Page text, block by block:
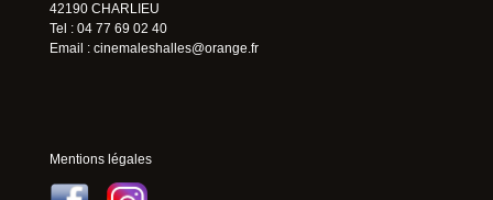
42190 CHARLIEU
Tel : 04 77 69 02 40
Email : cinemaleshalles@orange.fr
Mentions légales